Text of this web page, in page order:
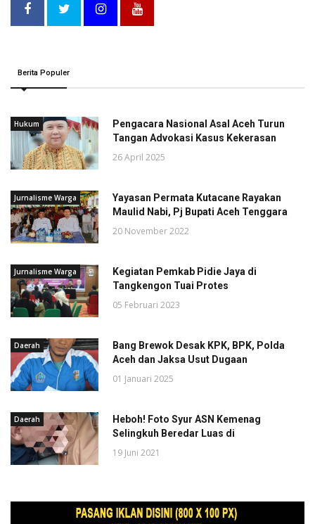
Berita Populer
Hukum
Pengacara Nasional Asal Aceh Turun
Tangan Advokasi Kasus Kekerasan
26 April 2025
Jurnalisme Warga
Yayasan Permata Kutacane Rayakan
Maulid Nabi, Pj Bupati Aceh Tenggara
20 November 2022
Jurnalisme Warga
Kegiatan Pemkab Pidie Jaya di
Tangkengon Tuai Protes
05 Februari 2023
Daerah
Bang Brewok Desak KPK, BPK, Polda
Aceh dan Jaksa Usut Dugaan
01 Januari 2025
Daerah
Heboh! Foto Syur ASN Kemenag
Selingkuh Beredar Luas di
19 Juni 2021